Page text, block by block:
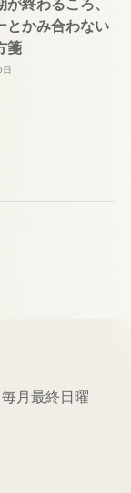
が終わるころ、
とかみ合わない
箋
月最終日曜